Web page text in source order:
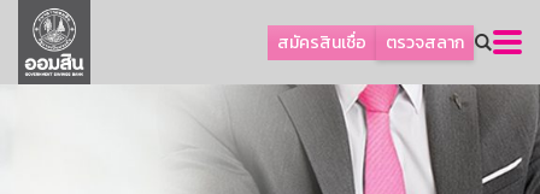
สมัครสินเชื่อ ตรวจสลาก
ลูกค้าธุรกิจ
ลูกค้าผู้ประกอบรายย่อย